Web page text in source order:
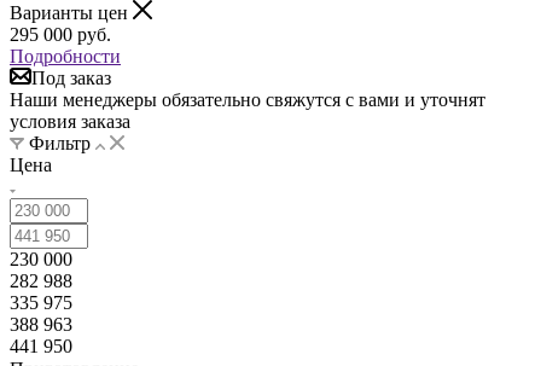
Варианты цен
295 000 руб.
Подробности
Под заказ
Наши менеджеры обязательно свяжутся с вами и уточнят
условия заказа
Фильтр
Цена
230 000
282 988
335 975
388 963
441 950